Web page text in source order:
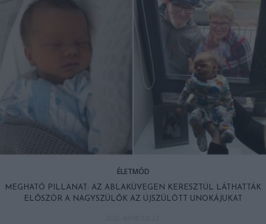
ÉLETMÓD
MEGHATÓ PILLANAT: AZ ABLAKÜVEGEN KERESZTÜL LÁTHATTÁK
ELŐSZÖR A NAGYSZÜLŐK AZ ÚJSZÜLÖTT UNOKÁJUKAT